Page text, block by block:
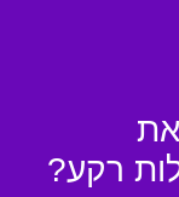
רקע?